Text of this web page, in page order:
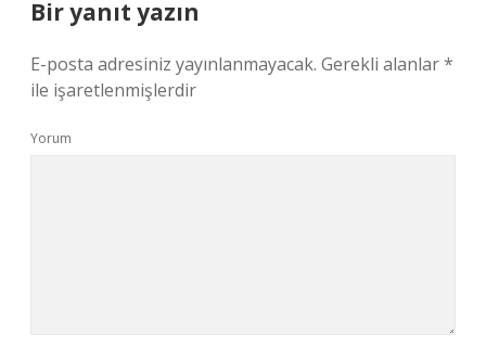
Bir yanıt yazın
E-posta adresiniz yayınlanmayacak. Gerekli alanlar*
ile işaretlenmişlerdir
Yorum